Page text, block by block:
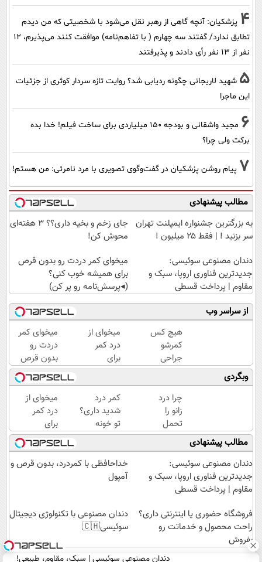
4 پزشکیان‌: آنچه گاهی از رهبر نقل می‌شود با شخصیتی که من دیدم
تطابق ندارد/ گفتند سه چهارم ( با تفاهم‌نامه) موافقت کنند می‌پذیرم، 12
نفر از 13 نفر رأی دادند و پذیرفتند
5 شهید لاریجانی چگونه ردیابی شد؟ روایت تازه سردار کوثری از جزئیات
این ماجرا
6
مجید واشقانی و بودجه 150 میلیاردی برای ساخت فیلم! خدا بده
برکت ولی چرا؟
7 پیام روشن پزشکیان در گفت‌و‌گوی تصویری با مرد نامرئی: من هستم!
مطالب پیشنهادی
به بزرگترین جشنواره ایمپلنت تهران
سر بزنید ! | فقط ۲۵ میلیون !
جای زخم و بخیه داری؟؟ 3 هفته‌ای
محوش کن!
دندان مصنوعی سوئیسی:
جدیدترین فناوری اروپا، سبک و
مقاوم | پرداخت قسطی
میخوای کمر دردت رو بدون قرص
برای همیشه خوب کنی؟
(◂پرسش‌نامه رو پر کن)
از سراسر وب
هیچ کس
کمرشو
جراحی
نمیکنه❗
درمان
کمردرد
بدون قرص
(پرسشنامه)
میخوای از
درد کمر
برای
همیشه
راحت شی؟
👈
پرسش‌نامه
رو پر کن
میخوای کمر
دردت رو
بدون قرص
برای همیشه
خوب کنی؟
(◂پرسش‌نامه
رو پر کن)
وبگردی
چرا درد
زانو را
تحمل
می‌کنی؟
خیلی
ساده
درمنزل
درمانش
کمر درد
شدید داری؟
تو خونه
درمانش کن
(◂پرسش‌نامه
رو پرکن)
میخوای از
درد کمر
برای
همیشه
راحت شی؟
👈
مطالب پیشنهادی
دندان مصنوعی سوئیسی:
جدیدترین فناوری اروپا، سبک و
مقاوم | پرداخت قسطی
خداحافظی با کمردرد، بدون قرص و
آمپول
فروشگاه حضوری یا اینترنتی داری؟
راحت محصول و خدماتت رو
بفروش
دندان مصنوعی با تکنولوژی دیجیتال
سوئیسی🇨🇭
دندان مصنوعی سوئیسی | سبک، مقاوم، طبیعی!